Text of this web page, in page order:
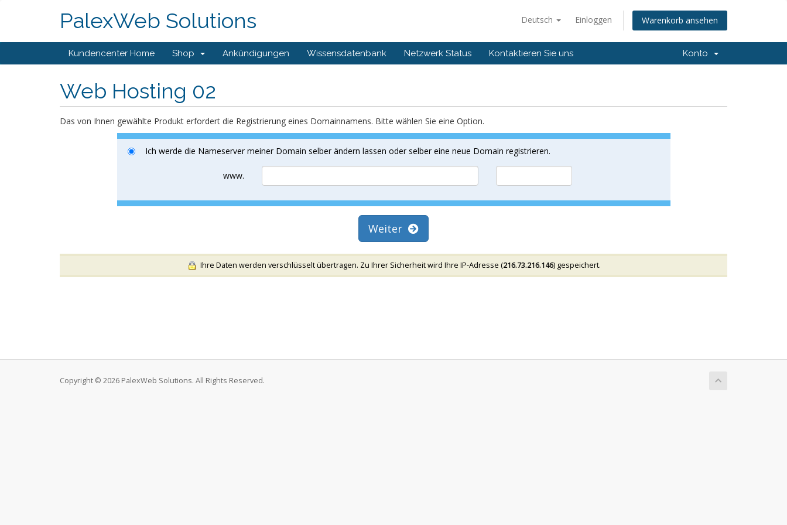
Deutsch Einloggen Warenkorb ansehen
PalexWeb Solutions
Kundencenter Home Shop Ankündigungen Wissensdatenbank Netzwerk Status Kontaktieren Sie uns Konto
Web Hosting 02
Das von Ihnen gewählte Produkt erfordert die Registrierung eines Domainnamens. Bitte wählen Sie eine Option.
Ich werde die Nameserver meiner Domain selber ändern lassen oder selber eine neue Domain registrieren.
www.
Weiter
Ihre Daten werden verschlüsselt übertragen. Zu Ihrer Sicherheit wird Ihre IP-Adresse (216.73.216.146) gespeichert.
Copyright © 2026 PalexWeb Solutions. All Rights Reserved.